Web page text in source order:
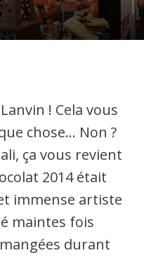
! Cela vous
chose… Non ?
ça vous revient
2014 était
immense artiste
maintes fois
durant